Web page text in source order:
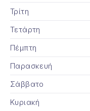
Τρίτη
Τετάρτη
Πέμπτη
Παρασκευή
Σάββατο
Κυριακή